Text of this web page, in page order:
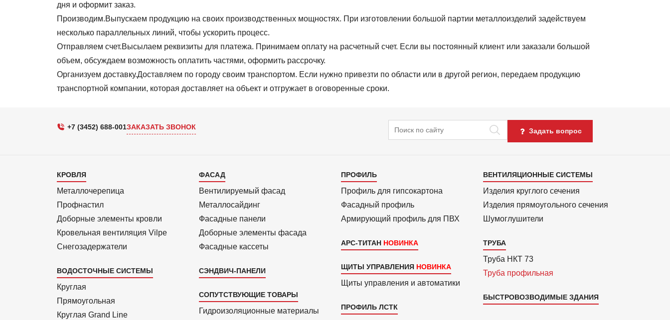
дня и оформит заказ.
Производим.Выпускаем продукцию на своих производственных мощностях. При изготовлении большой партии металлоизделий задействуем
несколько параллельных линий, чтобы ускорить процесс.
Отправляем счет.Высылаем реквизиты для платежа. Принимаем оплату на расчетный счет. Если вы постоянный клиент или заказали большой
объем, обсуждаем возможность оплатить частями, оформить рассрочку.
Организуем доставку.Доставляем по городу своим транспортом. Если нужно привезти по области или в другой регион, передаем продукцию
транспортной компании, которая доставляет на объект и отгружает в оговоренные сроки.
+7 (3452) 688-001ЗАКАЗАТЬ ЗВОНОК Поиск Задать вопрос
Каталог
1
КРОВЛЯ
Металлочерепица
Профнастил
Доборные элементы кровли
Кровельная вентиляция Vilpe
Снегозадержатели
ВОДОСТОЧНЫЕ СИСТЕМЫ
Круглая
Прямоуголь­ная
Круглая Grand Line
Каталог
2
ФАСАД
Вентилиру­емый фасад
Металло­сайдинг
Фасадные панели
Доборные элементы фасада
Фасадные кассеты
СЭНДВИЧ-ПАНЕЛИ
СОПУТСТВУЮЩИЕ ТОВАРЫ
Гидроизоля­ционные материалы
Каталог
3
ПРОФИЛЬ
Профиль для гипсо­картона
Фасадный профиль
Армиру­ю­щий профиль для ПВХ
АРС-ТИТАН
ЩИТЫ УПРАВЛЕНИЯ
Щиты управления и автоматики
ПРОФИЛЬ ЛСТК
Каталог
4
ВЕНТИЛЯЦИОННЫЕ СИСТЕМЫ
Изделия круглого сечения
Изделия прямоуголь­ного сечения
Шумоглушители
ТРУБА
Труба НКТ 73
Труба профильная
БЫСТРОВОЗВОДИМЫЕ ЗДАНИЯ